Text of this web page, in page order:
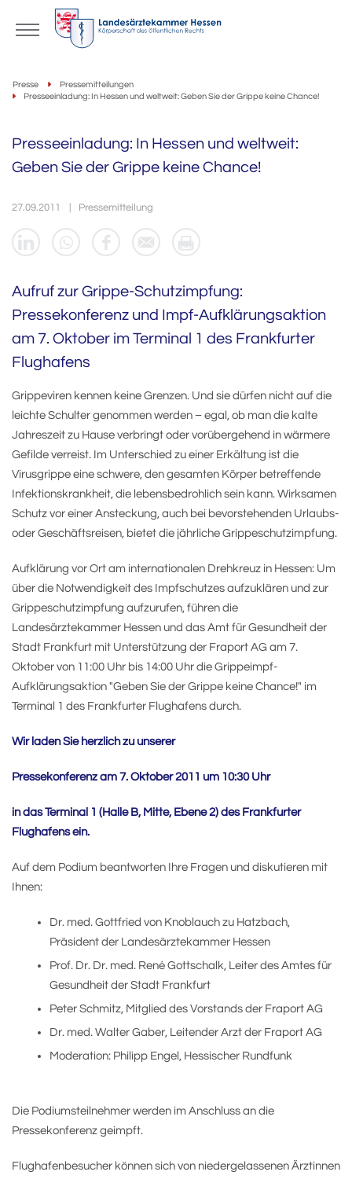
Presse
Pressemitteilungen
Presseeinladung: In Hessen und weltweit: Geben Sie der Grippe keine Chance!
Presseeinladung: In Hessen und weltweit:
Geben Sie der Grippe keine Chance!
27.09.2011 Pressemitteilung
Aufruf zur Grippe-Schutzimpfung:
Pressekonferenz und Impf-Aufklärungsaktion
am 7. Oktober im Terminal 1 des Frankfurter
Flughafens
Grippeviren kennen keine Grenzen. Und sie dürfen nicht auf die
leichte Schulter genommen werden – egal, ob man die kalte
Jahreszeit zu Hause verbringt oder vorübergehend in wärmere
Gefilde verreist. Im Unterschied zu einer Erkältung ist die
Virusgrippe eine schwere, den gesamten Körper betreffende
Infektionskrankheit, die lebensbedrohlich sein kann. Wirksamen
Schutz vor einer Ansteckung, auch bei bevorstehenden Urlaubs-
oder Geschäftsreisen, bietet die jährliche Grippeschutzimpfung.
Aufklärung vor Ort am internationalen Drehkreuz in Hessen: Um
über die Notwendigkeit des Impfschutzes aufzuklären und zur
Grippeschutzimpfung aufzurufen, führen die
Landesärztekammer Hessen und das Amt für Gesundheit der
Stadt Frankfurt mit Unterstützung der Fraport AG am 7.
Oktober von 11:00 Uhr bis 14:00 Uhr die Grippeimpf-
Aufklärungsaktion "Geben Sie der Grippe keine Chance!" im
Terminal 1 des Frankfurter Flughafens durch.
Wir laden Sie herzlich zu unserer
Pressekonferenz am 7. Oktober 2011 um 10:30 Uhr
in das Terminal 1 (Halle B, Mitte, Ebene 2) des Frankfurter
Flughafens ein.
Auf dem Podium beantworten Ihre Fragen und diskutieren mit
Ihnen:
Dr. med. Gottfried von Knoblauch zu Hatzbach,
Präsident der Landesärztekammer Hessen
Prof. Dr. Dr. med. René Gottschalk, Leiter des Amtes für
Gesundheit der Stadt Frankfurt
Peter Schmitz, Mitglied des Vorstands der Fraport AG
Dr. med. Walter Gaber, Leitender Arzt der Fraport AG
Moderation: Philipp Engel, Hessischer Rundfunk
Die Podiumsteilnehmer werden im Anschluss an die
Pressekonferenz geimpft.
Flughafenbesucher können sich von niedergelassenen Ärztinnen